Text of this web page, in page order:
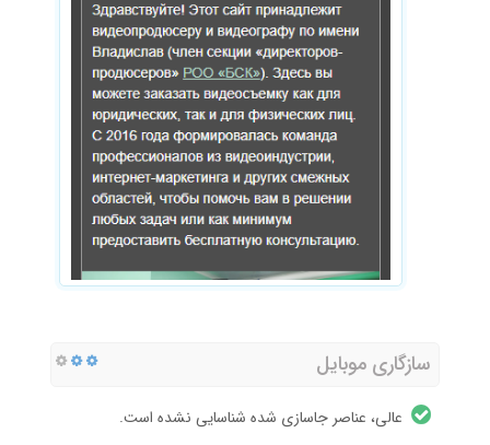
سازگاری موبایل
عالی، عناصر جاسازی شده شناسایی نشده است.